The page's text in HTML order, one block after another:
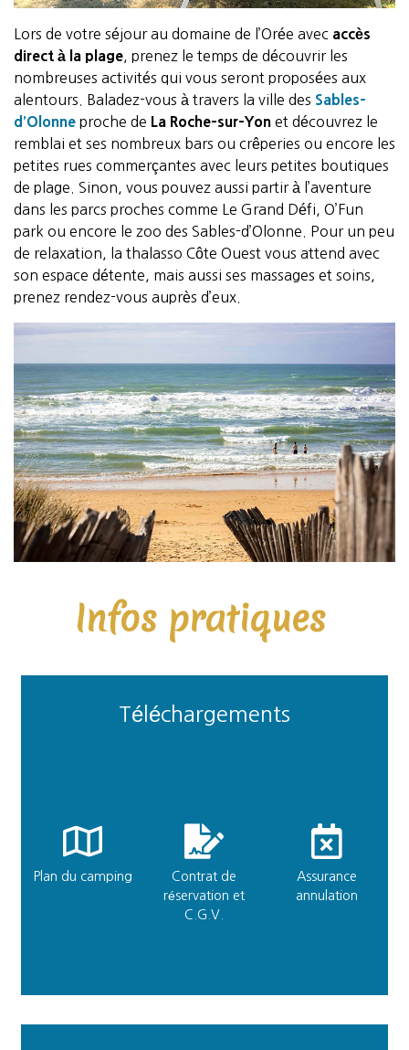
Lors de votre séjour au domaine de l’Orée avec accès
direct à la plage , prenez le temps de découvrir les
nombreuses activités qui vous seront proposées aux
alentours. Baladez-vous à travers la ville des Sables-
d’Olonne proche de La Roche-sur-Yon et découvrez le
remblai et ses nombreux bars ou crêperies ou encore les
petites rues commerçantes avec leurs petites boutiques
de plage. Sinon, vous pouvez aussi partir à l’aventure
dans les parcs proches comme Le Grand Défi, O’Fun
park ou encore le zoo des Sables-d’Olonne. Pour un peu
de relaxation, la thalasso Côte Ouest vous attend avec
son espace détente, mais aussi ses massages et soins,
prenez rendez-vous auprès d’eux.
Infos pratiques
Téléchargements
Plan du camping
Contrat de
réservation et
C.G.V.
Assurance
annulation